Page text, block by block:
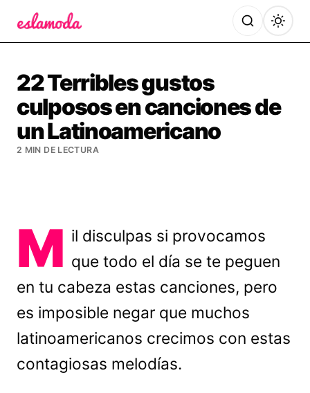
22 Terribles gustos
culposos en canciones de
un Latinoamericano
2 MIN DE LECTURA
M il disculpas si provocamos
que todo el día se te peguen
en tu cabeza estas canciones, pero
es imposible negar que muchos
latinoamericanos crecimos con estas
contagiosas melodías.